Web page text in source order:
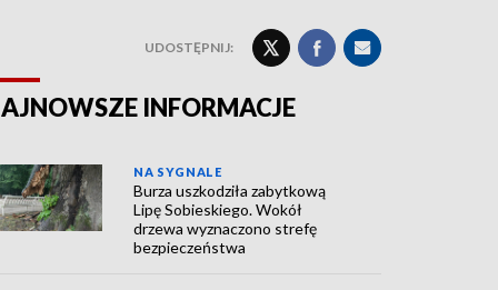
UDOSTĘPNIJ:
INFORMACJE
NA SYGNALE
Burza uszkodziła zabytkową
Lipę Sobieskiego. Wokół
drzewa wyznaczono strefę
bezpieczeństwa